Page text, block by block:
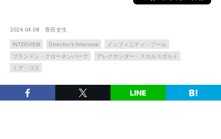
2024.04.08 香田史生
INTERVIEW Director’s Interview
インフィニティ・プール
ブランドン・クローネンバーグ
アレクサンダー・スカルスガルド
ミア・ゴス